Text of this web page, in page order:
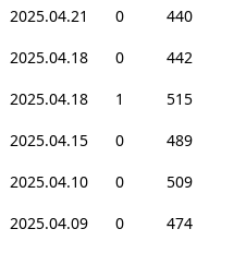
2025.04.21 0
440
2025.04.18 0
442
2025.04.18 1
515
2025.04.15 0
489
2025.04.10 0
509
2025.04.09 0
474